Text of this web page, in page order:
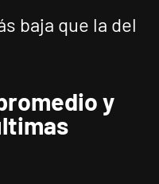
baja que la del
y